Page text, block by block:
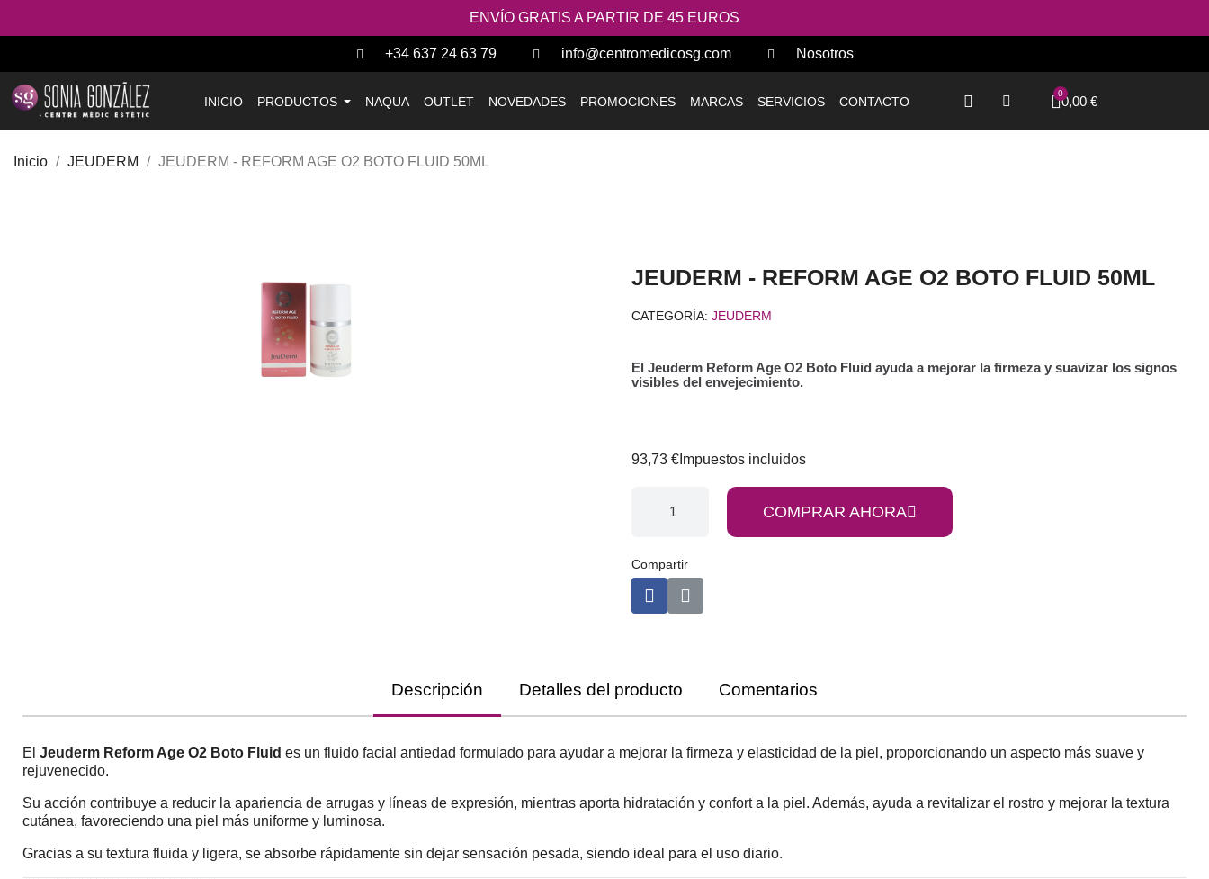
ENVÍO GRATIS A PARTIR DE 45 EUROS
+34 637 24 63 79 info@centromedicosg.com Nosotros
INICIO PRODUCTOS NAQUA OUTLET NOVEDADES PROMOCIONES MARCAS SERVICIOS CONTACTO 0,00 €
Inicio JEUDERM JEUDERM - REFORM AGE O2 BOTO FLUID 50ML
JEUDERM - REFORM AGE O2 BOTO FLUID 50ML
CATEGORÍA JEUDERM
El Jeuderm Reform Age O2 Boto Fluid ayuda a mejorar la firmeza y suavizar los signos
visibles del envejecimiento.
93,73 € Impuestos incluidos
COMPRAR AHORA
Compartir
Descripción Detalles del producto Comentarios
El Jeuderm Reform Age O2 Boto Fluid es un fluido facial antiedad formulado para ayudar a mejorar la firmeza y elasticidad de la piel, proporcionando un aspecto más suave y
rejuvenecido.
Su acción contribuye a reducir la apariencia de arrugas y líneas de expresión, mientras aporta hidratación y confort a la piel. Además, ayuda a revitalizar el rostro y mejorar la textura
cutánea, favoreciendo una piel más uniforme y luminosa.
Gracias a su textura fluida y ligera, se absorbe rápidamente sin dejar sensación pesada, siendo ideal para el uso diario.